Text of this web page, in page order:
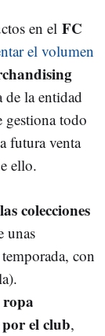
en el FC
el volumen
de la entidad
gestiona todo
futura venta
ello.
colecciones
unas
con
ropa
el club,